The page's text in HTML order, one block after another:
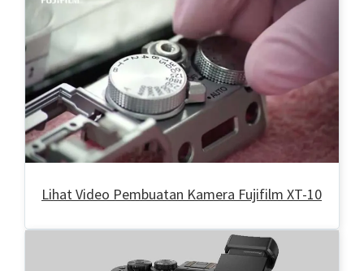
Lihat Video Pembuatan Kamera Fujifilm XT-10